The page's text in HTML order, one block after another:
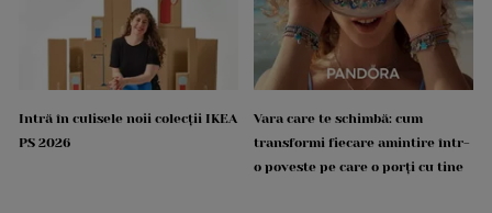
Intră în culisele noii colecții IKEA
PS 2026
Vara care te schimbă: cum
transformi fiecare amintire într-
o poveste pe care o porți cu tine